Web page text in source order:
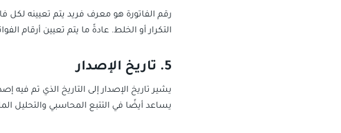
رقم الفاتورة هو معرف فريد يتم تعيينه لكل
التكرار أو الخلط. عادةً ما يتم تعيين أرقام
5. تاريخ الإصدار
يشير تاريخ الإصدار إلى التاريخ الذي تم فيه
يساعد أيضًا في التتبع المحاسبي والتحليل